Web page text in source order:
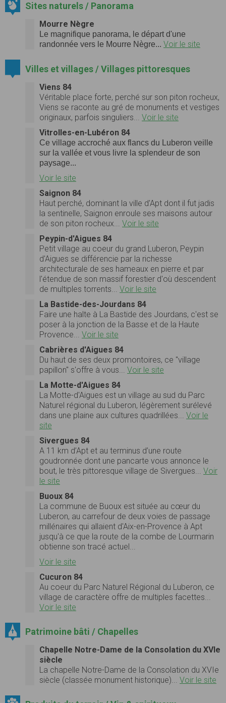
Sites naturels / Panorama
Mourre Nègre
Le magnifique panorama, le départ d'une
randonnée vers le Mourre Nègre... Voir le site
Villes et villages / Villages pittoresques
Viens 84
Véritable place forte, perché sur son piton rocheux,
Viens se raconte au gré de monuments et vestiges
originaux, parfois singuliers... Voir le site
Vitrolles-en-Lubéron 84
Ce village accroché aux flancs du Luberon veille
sur la vallée et vous livre la splendeur de son
paysage...
Voir le site
Saignon 84
Haut perché, dominant la ville d'Apt dont il fut jadis
la sentinelle, Saignon enroule ses maisons autour
de son piton rocheux... Voir le site
Peypin-d'Aigues 84
Petit village au coeur du grand Luberon, Peypin
d'Aigues se différencie par la richesse
architecturale de ses hameaux en pierre et par
l'étendue de son massif forestier d'où descendent
de multiples torrents... Voir le site
La Bastide-des-Jourdans 84
Faire une halte à La Bastide des Jourdans, c'est se
poser à la jonction de la Basse et de la Haute
Provence... Voir le site
Cabrières d'Aigues 84
Du haut de ses deux promontoires, ce "village
papillon" s'offre à vous... Voir le site
La Motte-d'Aigues 84
La Motte-d'Aigues est un village au sud du Parc
Naturel régional du Luberon, légèrement surélevé
dans une plaine aux cultures quadrillées... Voir le
site
Sivergues 84
A 11 km d’Apt et au terminus d’une route
goudronnée dont une pancarte vous annonce le
bout, le très pittoresque village de Sivergues... Voir
le site
Buoux 84
La commune de Buoux est située au cœur du
Luberon, au carrefour de deux voies de passage
millénaires qui allaient d'Aix-en-Provence à Apt
jusqu'à ce que la route de la combe de Lourmarin
obtienne son tracé actuel...
Voir le site
Cucuron 84
Au coeur du Parc Naturel Régional du Luberon, ce
village de caractère offre de multiples facettes...
Voir le site
Patrimoine bâti / Chapelles
Chapelle Notre-Dame de la Consolation du XVIe
siècle
La chapelle Notre-Dame de la Consolation du XVIe
siècle (classée monument historique)... Voir le site